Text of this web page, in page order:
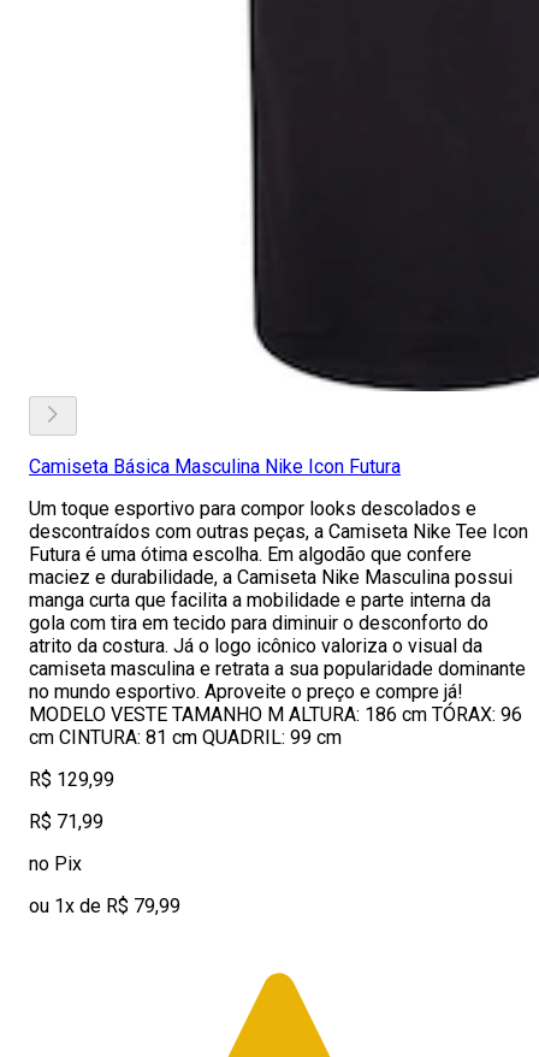
Camiseta Básica Masculina Nike Icon Futura
Um toque esportivo para compor looks descolados e
descontraídos com outras peças, a Camiseta Nike Tee Icon
Futura é uma ótima escolha. Em algodão que confere
maciez e durabilidade, a Camiseta Nike Masculina possui
manga curta que facilita a mobilidade e parte interna da
gola com tira em tecido para diminuir o desconforto do
atrito da costura. Já o logo icônico valoriza o visual da
camiseta masculina e retrata a sua popularidade dominante
no mundo esportivo. Aproveite o preço e compre já!
MODELO VESTE TAMANHO M ALTURA: 186 cm TÓRAX: 96
cm CINTURA: 81 cm QUADRIL: 99 cm
R$ 129,99
R$ 71,99
no Pix
ou 1x de R$ 79,99